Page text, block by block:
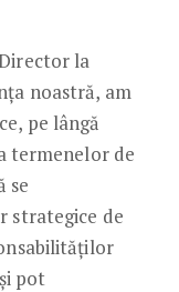
la
noastră, am
pe lângă
termenelor de
se
strategice de
pot